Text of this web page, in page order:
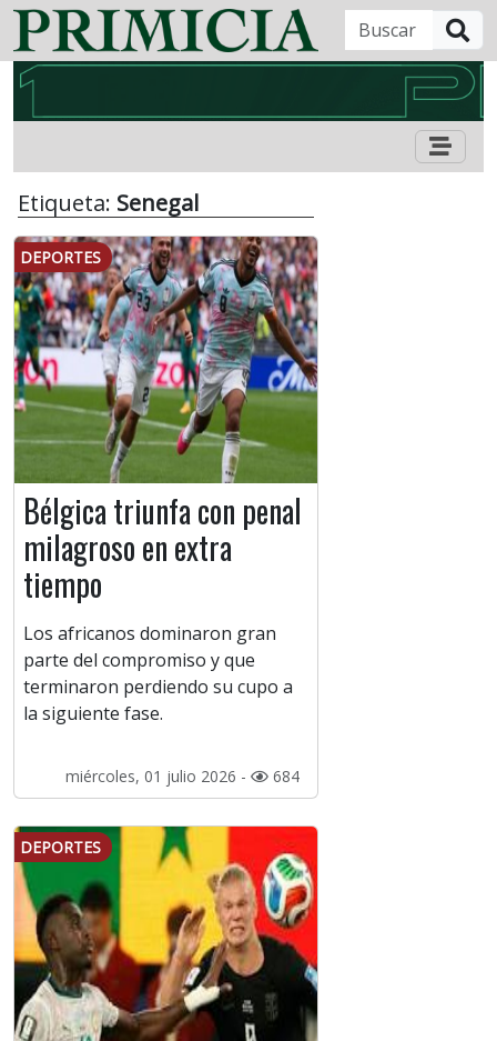
Etiqueta: Senegal
DEPORTES
Bélgica triunfa con penal
milagroso en extra
tiempo
Los africanos dominaron gran
parte del compromiso y que
terminaron perdiendo su cupo a
la siguiente fase.
miércoles, 01 julio 2026 - 684
DEPORTES